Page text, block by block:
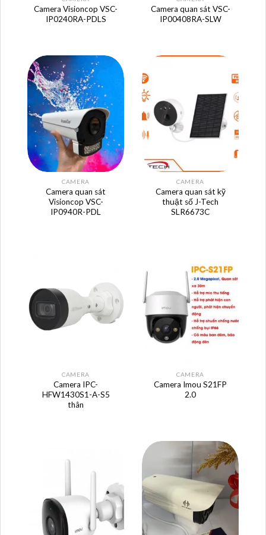
Camera Visioncop VSC-
IP0240RA-PDLS
Camera quan sát VSC-
IP00408RA-SLW
CAMERA
Camera quan sát
Visioncop VSC-
IP0940R-PDL
CAMERA
Camera quan sát kỹ
thuật số J-Tech
SLR6673C
CAMERA
Camera IPC-
HFW1430S1-A-S5
thân
CAMERA
Camera Imou S21FP
2.0